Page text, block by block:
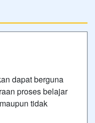
dapat berguna
proses belajar
tidak